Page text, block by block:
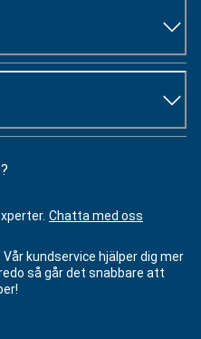
Chatta med oss
kundservice hjälper dig mer
så går det snabbare att